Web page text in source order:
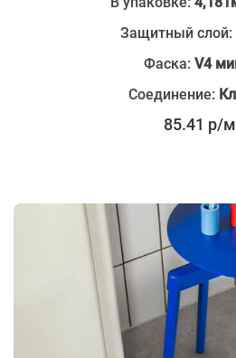
Защитный слой:
Фаска: V4
Соединение:
85.41 р/